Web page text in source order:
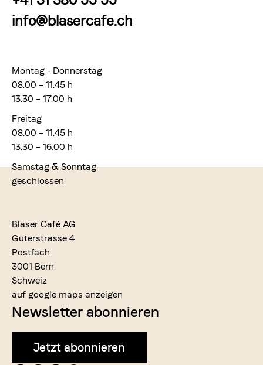
info@blasercafe.ch
Montag - Donnerstag
08.00 – 11.45 h
13.30 – 17.00 h
Freitag
08.00 – 11.45 h
13.30 – 16.00 h
Samstag & Sonntag
geschlossen
Blaser Café AG
Güterstrasse 4
Postfach
3001 Bern
Schweiz
auf google maps anzeigen
Newsletter abonnieren
Jetzt abonnieren